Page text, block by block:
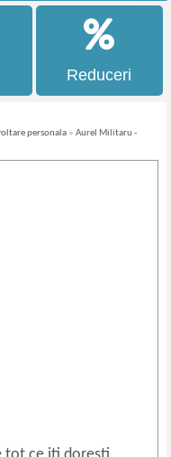
Reduceri
personala »Aurel Militaru -